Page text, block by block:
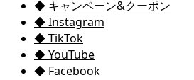
◆ キャンペーン&クーポン
◆ Instagram
◆ TikTok
◆ YouTube
◆ Facebook